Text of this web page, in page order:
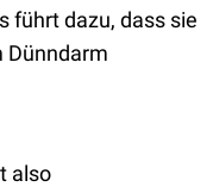
führt dazu, dass sie
Dünndarm
also